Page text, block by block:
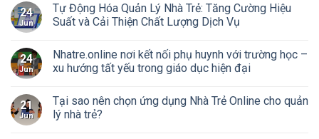
24
Jun
Tự Động Hóa Quản Lý Nhà Trẻ: Tăng Cường Hiệu
Suất và Cải Thiện Chất Lượng Dịch Vụ
24
Jun
Nhatre.online nơi kết nối phụ huynh với trường học –
xu hướng tất yếu trong giáo dục hiện đại
21
Jun
Tại sao nên chọn ứng dụng Nhà Trẻ Online cho quản
lý nhà trẻ?